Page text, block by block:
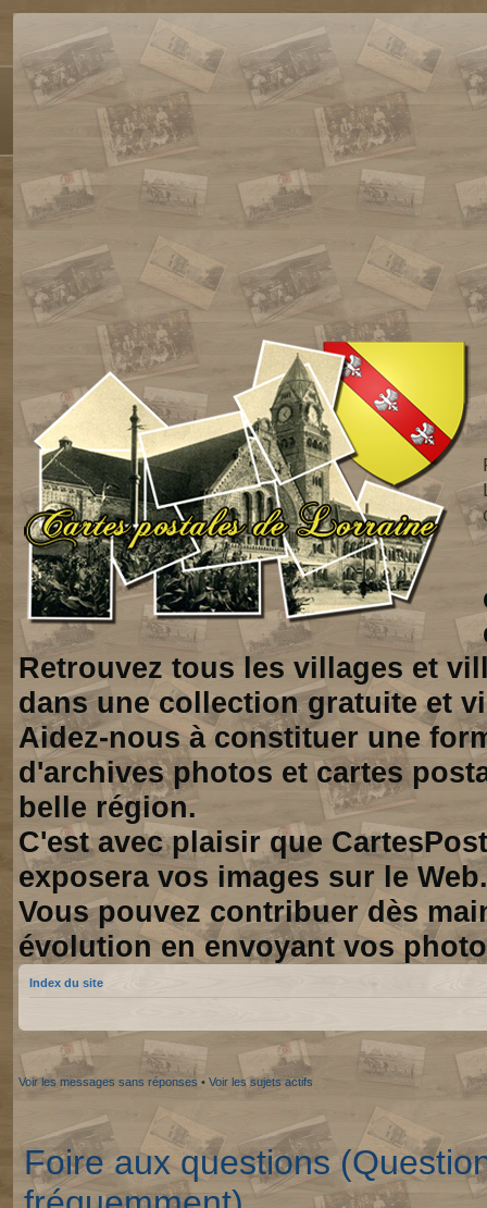
Retrouvez tous les villages et
dans une collection gratuite et
Aidez-nous à constituer une
d'archives photos et cartes
belle région.
C'est avec plaisir que
exposera vos images sur le Web.
Vous pouvez contribuer dès
évolution en envoyant vos
Index du site
Voir les messages sans réponses • Voir les sujets actifs
Foire aux questions